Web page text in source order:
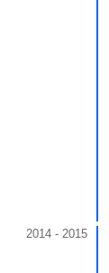
2014 - 2015